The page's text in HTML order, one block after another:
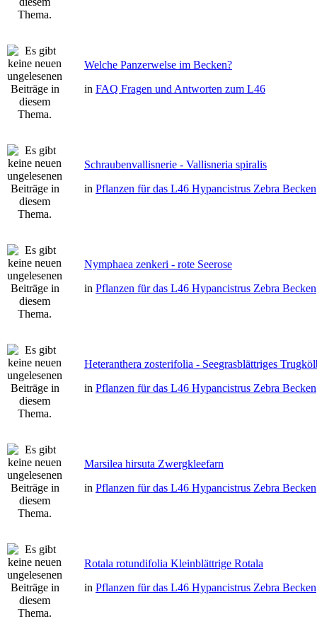
Welche Panzerwelse im Becken?
in FAQ Fragen und Antworten zum L46
Schraubenvallisnerie - Vallisneria spiralis
in Pflanzen für das L46 Hypancistrus Zebra Becken
Nymphaea zenkeri - rote Seerose
in Pflanzen für das L46 Hypancistrus Zebra Becken
Heteranthera zosterifolia - Seegrasblättriges
in Pflanzen für das L46 Hypancistrus Zebra Becken
Marsilea hirsuta Zwergkleefarn
in Pflanzen für das L46 Hypancistrus Zebra Becken
Rotala rotundifolia Kleinblättrige Rotala
in Pflanzen für das L46 Hypancistrus Zebra Becken